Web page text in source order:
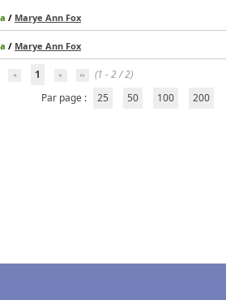
/ Marye Ann Fox
/ Marye Ann Fox
1
(1 - 2 / 2)
Par page :
25 50 100 200